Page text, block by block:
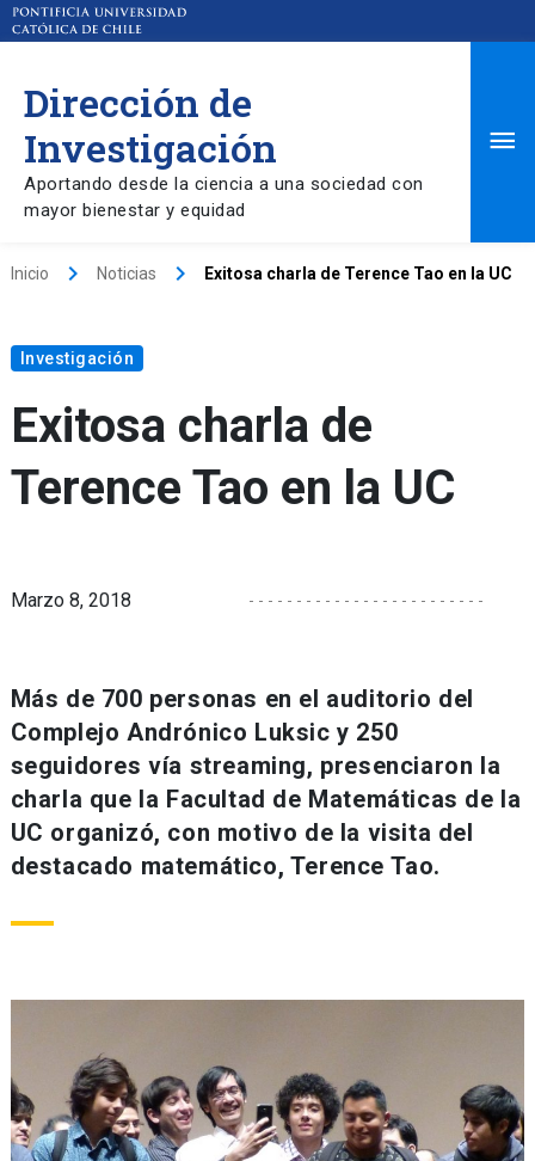
Dirección de
Investigación
Aportando desde la ciencia a una sociedad con
mayor bienestar y equidad
Inicio keyboard_arrow_right Noticias keyboard_arrow_right Exitosa charla de Terence Tao en la UC
Investigación
Exitosa charla de
Terence Tao en la UC
Marzo 8, 2018
Más de 700 personas en el auditorio del
Complejo Andrónico Luksic y 250
seguidores vía streaming, presenciaron la
charla que la Facultad de Matemáticas de la
UC organizó, con motivo de la visita del
destacado matemático, Terence Tao.